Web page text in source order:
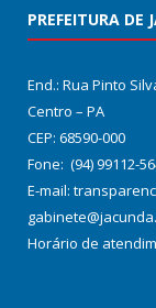
PREFEITURA DE
End.: Rua Pinto
Centro – PA
CEP: 68590-000
Fone: (94) 99112-
E-mail:
Horário de